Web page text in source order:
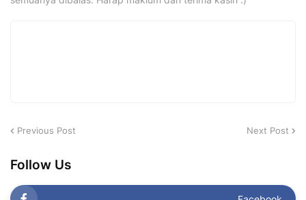
Previous Post Next Post
Follow Us